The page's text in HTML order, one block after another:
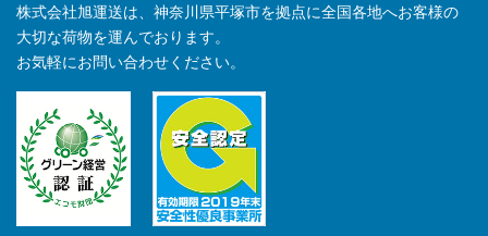
株式会社旭運送は、神奈川県平塚市を拠点に全国各地へお客様の
大切な荷物を運んでおります。
お気軽にお問い合わせください。